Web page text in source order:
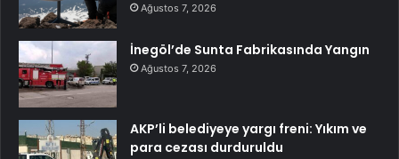
Ağustos 7, 2026
İnegöl’de Sunta Fabrikasında Yangın
Ağustos 7, 2026
AKP’li belediyeye yargı freni: Yıkım ve
para cezası durduruldu